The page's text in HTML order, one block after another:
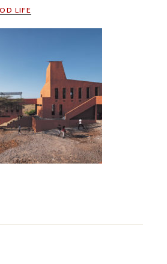
LIFE